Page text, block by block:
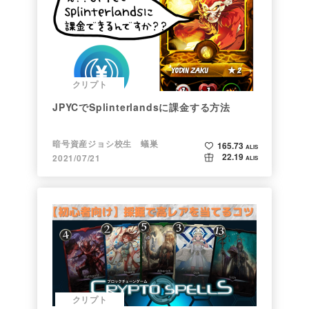
クリプト
JPYCでSplinterlandsに課金する方法
暗号資産ジョシ校生 蟻巣
2021/07/21
165.73 ALIS
22.19 ALIS
クリプト